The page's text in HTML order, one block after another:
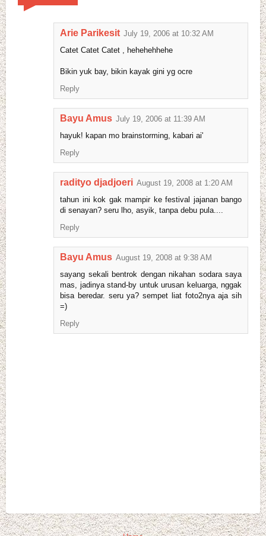
Arie Parikesit July 19, 2006 at 10:32 AM
Catet Catet Catet , hehehehhehe
Bikin yuk bay, bikin kayak gini yg ocre
Reply
Bayu Amus July 19, 2006 at 11:39 AM
hayuk! kapan mo brainstorming, kabari ai'
Reply
radityo djadjoeri August 19, 2008 at 1:20 AM
tahun ini kok gak mampir ke festival jajanan bango
di senayan? seru lho, asyik, tanpa debu pula....
Reply
Bayu Amus August 19, 2008 at 9:38 AM
sayang sekali bentrok dengan nikahan sodara saya
mas, jadinya stand-by untuk urusan keluarga, nggak
bisa beredar. seru ya? sempet liat foto2nya aja sih
=)
Reply